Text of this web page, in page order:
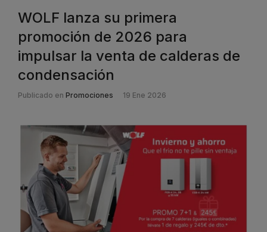
WOLF lanza su primera
promoción de 2026 para
impulsar la venta de calderas de
condensación
Publicado en Promociones 19 Ene 2026